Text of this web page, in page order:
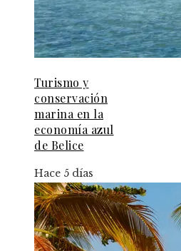
Turismo y
conservación
marina en la
economía azul
de Belice
Hace 5 días